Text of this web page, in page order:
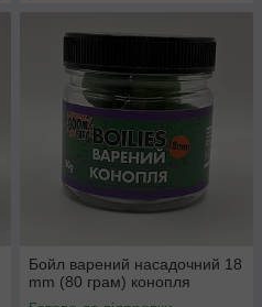
Бойл варений насадочний 18
mm (80 грам) конопля